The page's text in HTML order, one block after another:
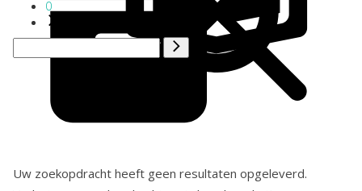
0
Uw zoekopdracht heeft geen resultaten opgeleverd.